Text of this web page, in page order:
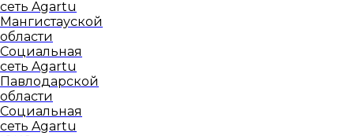
сеть Agartu
Мангистауской
области
Социальная
сеть Agartu
Павлодарской
области
Социальная
сеть Agartu